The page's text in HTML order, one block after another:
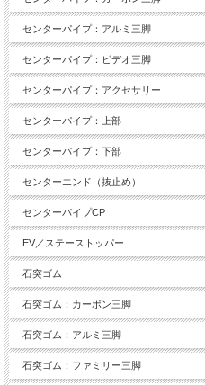
センターパイプ：アルミ三脚
センターパイプ：ビデオ三脚
センターパイプ：アクセサリー
センターパイプ：上部
センターパイプ：下部
センターエンド（抜止め）
センターパイプCP
EV／ステーストッパー
石突ゴム
石突ゴム：カーボン三脚
石突ゴム：アルミ三脚
石突ゴム：ファミリー三脚